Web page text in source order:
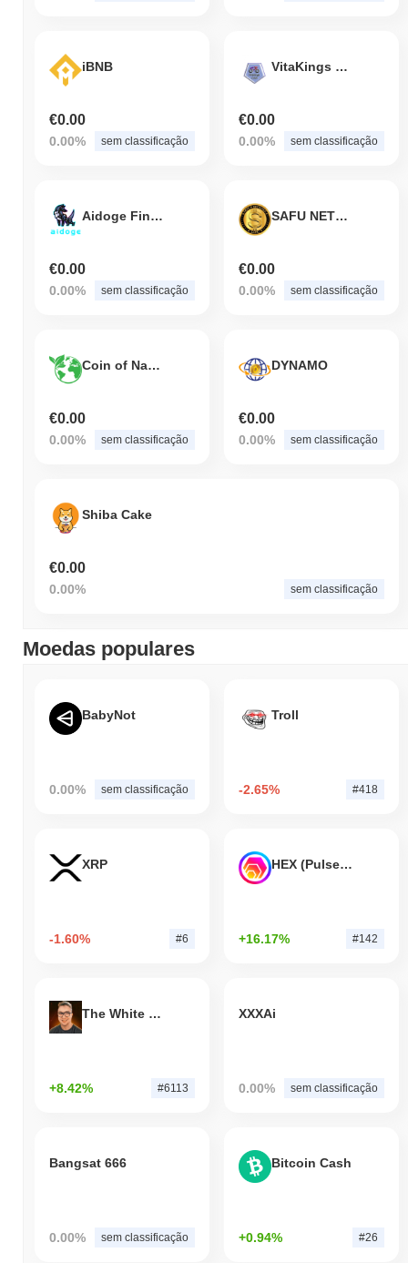
iBNB
€0.00
0.00% sem classificação
VitaKings Coin
€0.00
0.00% sem classificação
Aidoge Finance
€0.00
0.00% sem classificação
SAFU NETWORK
€0.00
0.00% sem classificação
Coin of Nature
€0.00
0.00% sem classificação
DYNAMO
€0.00
0.00% sem classificação
Shiba Cake
€0.00
0.00% sem classificação
Moedas populares
BabyNot
0.00% sem classificação
Troll
-2.65% #418
XRP
-1.60% #6
HEX (Pulsechain)
+16.17% #142
The White Bull
+8.42% #6113
XXXAi
0.00% sem classificação
Bangsat 666
0.00% sem classificação
Bitcoin Cash
+0.94% #26